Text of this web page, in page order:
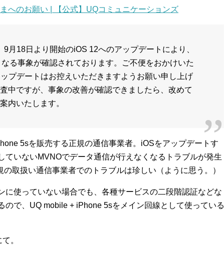
へのお願い | 【公式】UQコミュニケーションズ
月18日より開始のiOS 12へのアップデートにより、
る事象が確認されております。ご不便をおかけいた
プデートはお控えいただきますようお願い申し上げ
中ですが、事象の改善が確認できましたら、改めて
内いたします。
5sを販売する正規の通信事業者。iOSをアップデートす
ていないMVNOでデータ通信が行えなくなるトラブルが発生
取扱い通信事業者でのトラブルは珍しい（ように思う。）
に使っていない場合でも、各種サービスの二段階認証などな
ので、UQ mobile + iPhone 5sをメイン回線として使っている
。